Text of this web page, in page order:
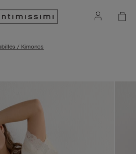
/ Kimonos